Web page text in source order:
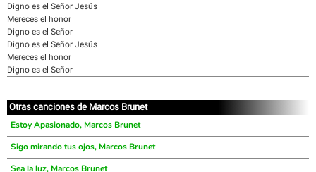
Digno es el Señor Jesús
Mereces el honor
Digno es el Señor
Digno es el Señor Jesús
Mereces el honor
Digno es el Señor
Otras canciones de Marcos Brunet
Estoy Apasionado, Marcos Brunet
Sigo mirando tus ojos, Marcos Brunet
Sea la luz, Marcos Brunet